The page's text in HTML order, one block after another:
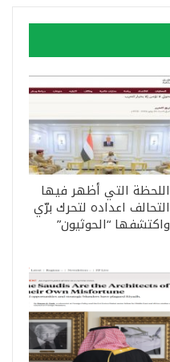
اللحظة التي أظهر فيها
التحالف اعداده لتحرك برّي
واكتشفها “الحوثيون”